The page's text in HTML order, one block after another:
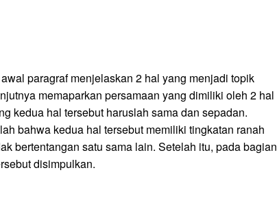
paragraf menjelaskan 2 hal yang menjadi topik
memaparkan persamaan yang dimiliki oleh 2 hal
kedua hal tersebut haruslah sama dan sepadan.
bahwa kedua hal tersebut memiliki tingkatan ranah
bertentangan satu sama lain. Setelah itu, pada bagian
disimpulkan.